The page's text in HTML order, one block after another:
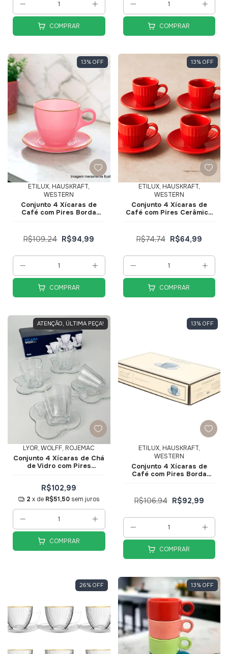
COMPRAR COMPRAR
13% OFF
ETILUX, HAUSKRAFT,
WESTERN
Conjunto 4 Xícaras de
Café com Pires Borda
Hauskraft
R$109,24 R$94,99
COMPRAR
13% OFF
ETILUX, HAUSKRAFT,
WESTERN
Conjunto 4 Xícaras de
Café com Pires Cerâmica
R$74,74 R$64,99
COMPRAR
ATENÇÃO, ÚLTIMA PEÇA!
LYOR, WOLFF, ROJEMAC
Conjunto 4 Xícaras de Ch
de Vidro com Pires
R$102,99
2 x de R$51,50 sem juros
COMPRAR
13% OFF
ETILUX, HAUSKRAFT,
WESTERN
Conjunto 4 Xícaras de
Café com Pires Borda
Preta 85ml JGXC091PT -
Hauskraft
R$106,94 R$92,99
COMPRAR
26% OFF 13% OFF